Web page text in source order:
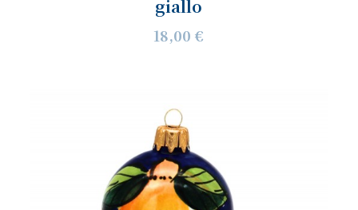
giallo
18,00 €